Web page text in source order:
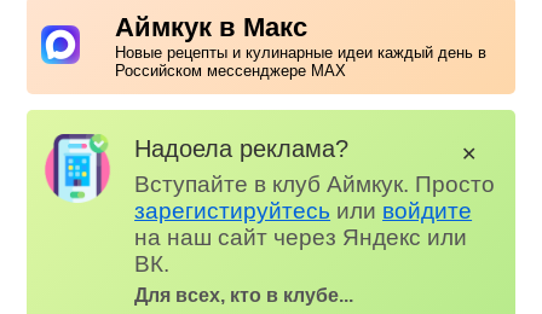
Аймкук в Макс
Новые рецепты и кулинарные идеи каждый день в
Российском мессенджере MAX
Надоела реклама?
Вступайте в клуб Аймкук. Просто
зарегистируйтесь или войдите
на наш сайт через Яндекс или
ВК.
Для всех, кто в клубе...
✕